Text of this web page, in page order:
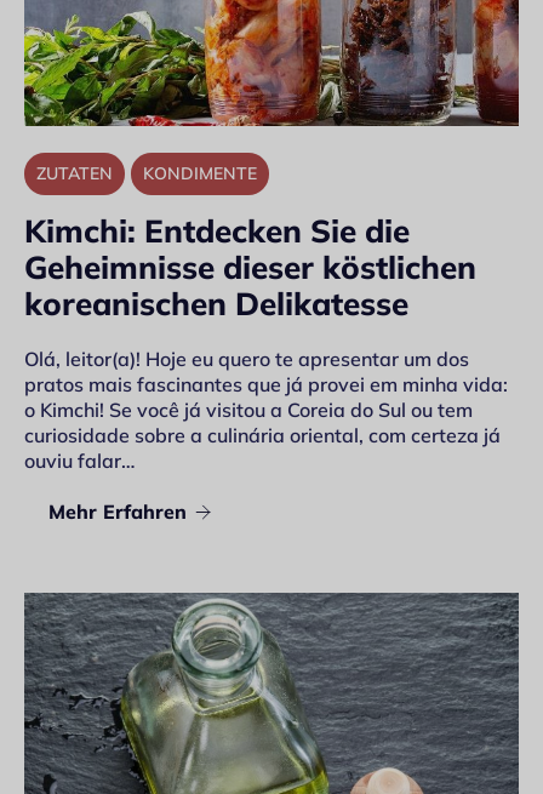
ZUTATEN KONDIMENTE
Kimchi: Entdecken Sie die
Geheimnisse dieser köstlichen
koreanischen Delikatesse
Olá, leitor(a)! Hoje eu quero te apresentar um dos
pratos mais fascinantes que já provei em minha vida:
o Kimchi! Se você já visitou a Coreia do Sul ou tem
curiosidade sobre a culinária oriental, com certeza já
ouviu falar…
Mehr Erfahren